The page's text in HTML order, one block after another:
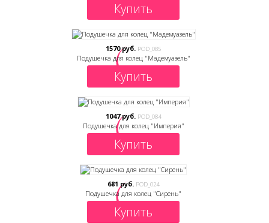
Купить
1570 руб. POD_085
Подушечка для колец "Мадемуазель"
Купить
1047 руб. POD_084
Подушечка для колец "Империя"
Купить
681 руб. POD_024
Подушечка для колец "Сирень"
Купить